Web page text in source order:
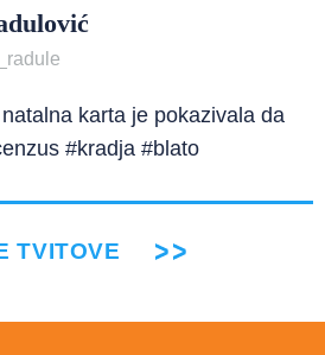
karta je pokazivala da
#kradja #blato
TVITOVE